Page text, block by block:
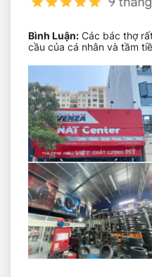
Sản phẩm được sản xuất
tin cậy cao. Lớp sơn
để chống gỉ lâu dài, phù
và môi trường lái xe.
Phuộc Tein EnduraPro
trong thời gian lên đến
tâm và hỗ trợ cho người
Đội ngũ kỹ thuật viên
lắp đặt và tư vấn cho
cho xe của mình.
Với phuộc Tein
suất cho chiếc
của bạn trở nên dễ dàng
Không chỉ mang lại trải
phẩm còn đảm bảo an
hình. Hãy đầu tư vào
hôm nay và trải nghiệm
Bình Luận: Các bác thợ
cầu của cá nhân và tầm